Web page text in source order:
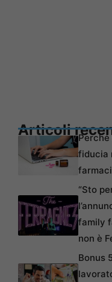
Articoli
fiducia
“Sto
family
non è
Bonus